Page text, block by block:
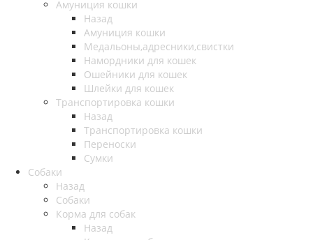
Амуниция кошки
Назад
Амуниция кошки
Медальоны,адресники,свистки
Намордники для кошек
Ошейники для кошек
Шлейки для кошек
Транспортировка кошки
Назад
Транспортировка кошки
Переноски
Сумки
Собаки
Назад
Собаки
Корма для собак
Назад